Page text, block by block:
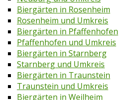
Biergärten in Rosenheim
Rosenheim und Umkreis
Biergärten in Pfaffenhofen
Pfaffenhofen und Umkreis
Biergärten in Starnberg
Starnberg und Umkreis
Biergärten in Traunstein
Traunstein und Umkreis
Biergärten in Weilheim